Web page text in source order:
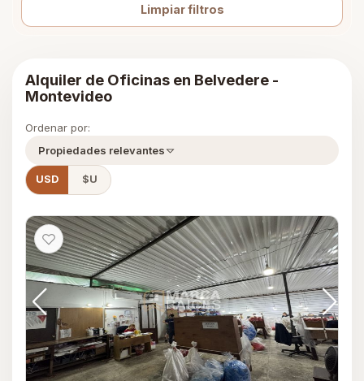
Limpiar filtros
Alquiler de Oficinas en Belvedere -
Montevideo
Ordenar por:
Propiedades relevantes
USD $U